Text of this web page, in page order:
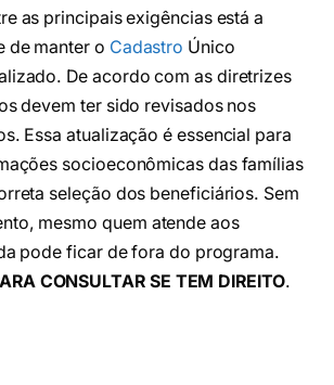
as principais exigências está a
de manter o Cadastro Único
De acordo com as diretrizes
devem ter sido revisados nos
Essa atualização é essencial para
socioeconômicas das famílias
seleção dos beneficiários. Sem
mesmo quem atende aos
pode ficar de fora do programa.
CONSULTAR SE TEM DIREITO.